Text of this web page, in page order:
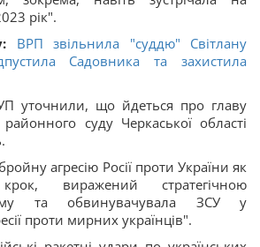
рік".
ВРП звільнила "суддю" Світлану
Садовника та захистила
уточнили, що йдеться про главу
суду Черкаської області
агресію Росії проти України як
виражений стратегічною
та обвинувачувала ЗСУ у
проти мирних українців".